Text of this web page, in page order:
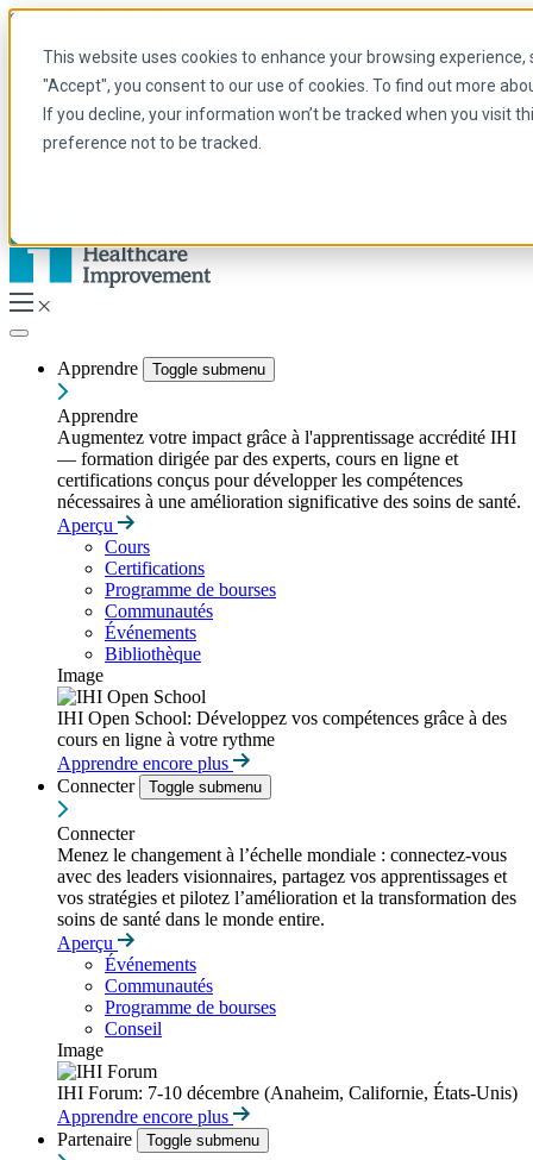
This website uses cookies to enhance your browsing
"Accept", you consent to our use of cookies. To find out more
If you decline, your information won’t be tracked when you visit
preference not to be tracked.
Skip to main content
French
Arabic
Anglais
Français
Apprendre Toggle submenu
Apprendre
Augmentez votre impact grâce à l'apprentissage accrédité IHI
— formation dirigée par des experts, cours en ligne et
certifications conçus pour développer les compétences
nécessaires à une amélioration significative des soins de santé.
Aperçu
Cours
Certifications
Programme de bourses
Communautés
Événements
Bibliothèque
Image
IHI Open School: Développez vos compétences grâce à des
cours en ligne à votre rythme
Apprendre encore plus
Connecter
Toggle submenu
Connecter
Menez le changement à l’échelle mondiale : connectez-vous
avec des leaders visionnaires, partagez vos apprentissages et
vos stratégies et pilotez l’amélioration et la transformation des
soins de santé dans le monde entire.
Aperçu
Événements
Communautés
Programme de bourses
Conseil
Image
IHI Forum: 7-10 décembre (Anaheim, Californie, États-Unis)
Apprendre encore plus
Partenaire
Toggle submenu